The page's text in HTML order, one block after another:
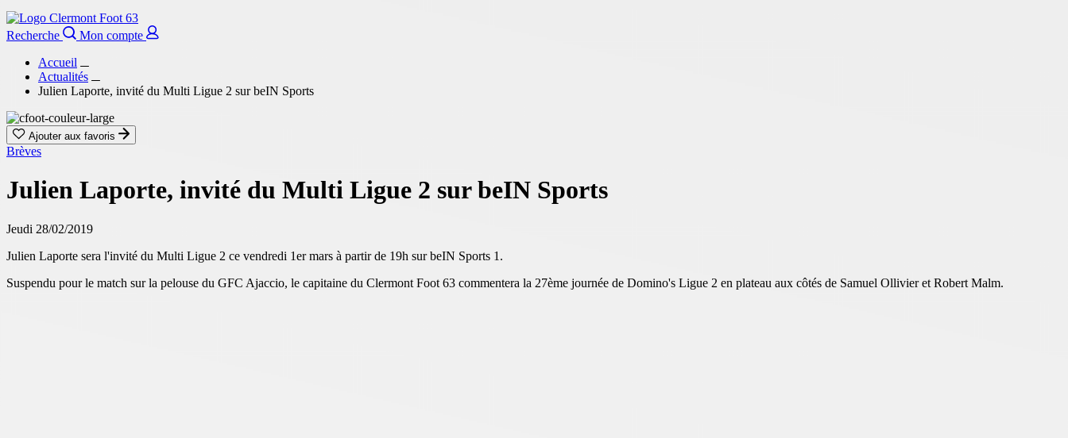
Recherche
Mon compte
Accueil
Actualités
Julien Laporte, invité du Multi Ligue 2 sur beIN Sports
Ajouter aux favoris
Brèves
Julien Laporte, invité du Multi Ligue 2 sur beIN Sports
Jeudi 28/02/2019
Julien Laporte sera l'invité du Multi Ligue 2 ce vendredi 1er mars à partir de 19h sur beIN Sports 1.
Suspendu pour le match sur la pelouse du GFC Ajaccio, le capitaine du Clermont Foot 63 commentera la 27ème journée de Domino's Ligue 2 en plateau aux côtés de Samuel Ollivier et Robert Malm.